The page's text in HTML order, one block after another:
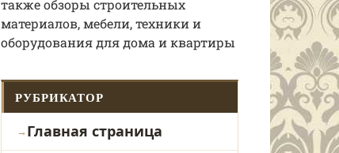
также обзоры строительных
материалов, мебели, техники и
оборудования для дома и квартиры
РУБРИКАТОР
Главная страница